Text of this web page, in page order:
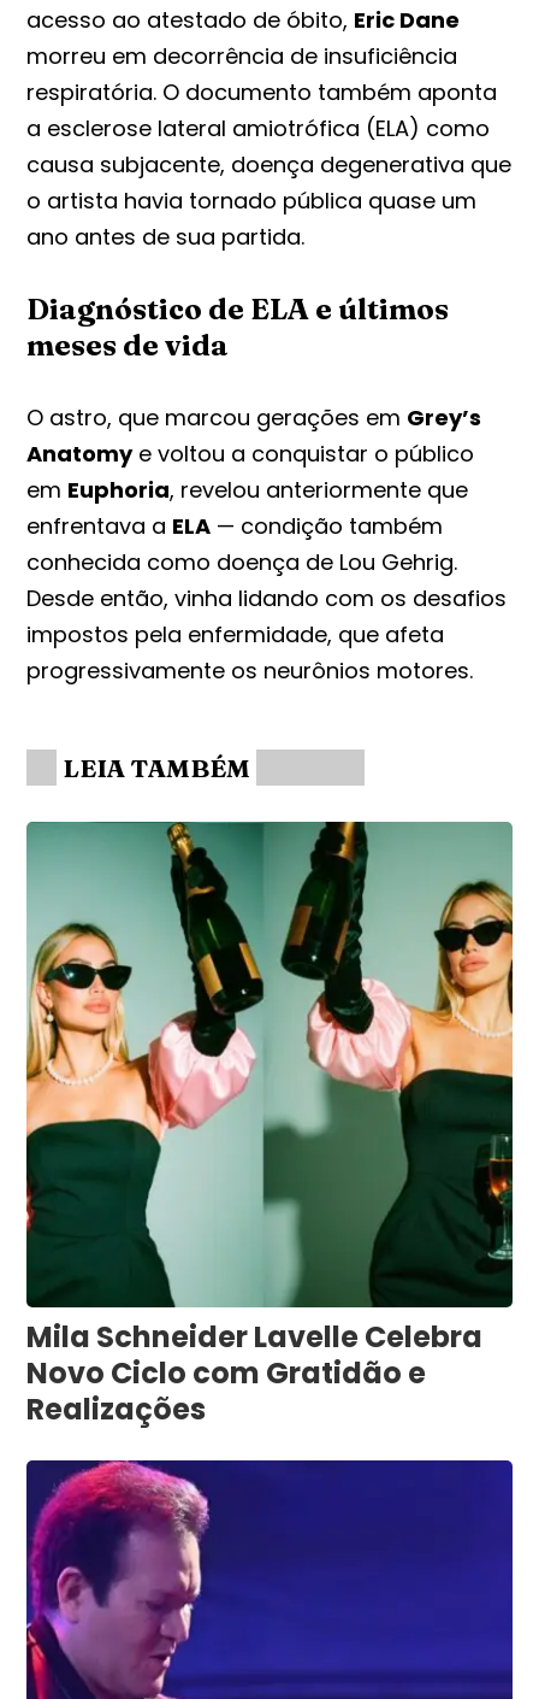
acesso ao atestado de óbito, Eric Dane
morreu em decorrência de insuficiência
respiratória. O documento também aponta
a esclerose lateral amiotrófica (ELA) como
causa subjacente, doença degenerativa que
o artista havia tornado pública quase um
ano antes de sua partida.
Diagnóstico de ELA e últimos
meses de vida
O astro, que marcou gerações em Grey’s
Anatomye voltou a conquistar o público
em Euphoria, revelou anteriormente que
enfrentava a ELA — condição também
conhecida como doença de Lou Gehrig.
Desde então, vinha lidando com os desafios
impostos pela enfermidade, que afeta
progressivamente os neurônios motores.
LEIA TAMBÉM
Mila Schneider Lavelle Celebra
Novo Ciclo com Gratidão e
Realizações